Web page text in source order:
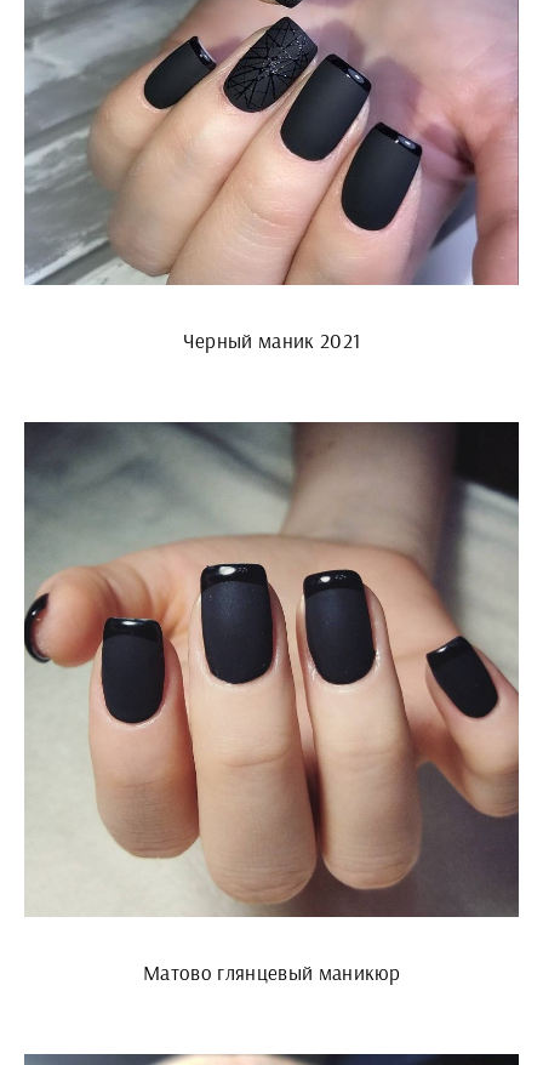
Черный маник 2021
Матово глянцевый маникюр